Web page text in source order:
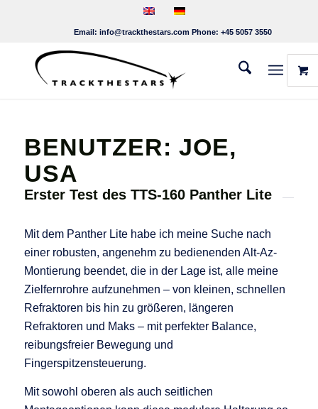
Email: info@trackthestars.com Phone: +45 5057 3550
BENUTZER: JOE,
USA
Erster Test des TTS-160 Panther Lite
Mit dem Panther Lite habe ich meine Suche nach
einer robusten, angenehm zu bedienenden Alt-Az-
Montierung beendet, die in der Lage ist, alle meine
Zielfernrohre aufzunehmen – von kleinen, schnellen
Refraktoren bis hin zu größeren, längeren
Refraktoren und Maks – mit perfekter Balance,
reibungsfreier Bewegung und
Fingerspitzensteuerung.
Mit sowohl oberen als auch seitlichen